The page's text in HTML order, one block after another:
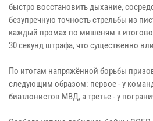
быстро восстановить дыхание,
безупречную точность стрельбы из
каждый промах по мишеням к
30 секунд штрафа, что существенно
По итогам напряжённой борьбы
следующим образом: первое - у
биатлонистов МВД, а третье - у